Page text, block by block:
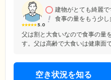
5.0
建物がとても綺麗で
食事の量をもう少し
父は割と大食いなので食事の量
す。父は高齢で大食いは健康面
空き状況を知る